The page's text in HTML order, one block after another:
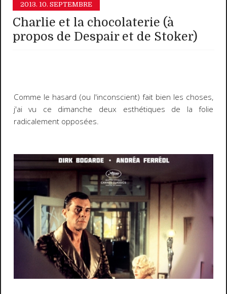
2013. 10. SEPTEMBRE
Charlie et la chocolaterie (à
propos de Despair et de Stoker)
Comme le hasard (ou l'inconscient) fait bien les choses,
j'ai vu ce dimanche deux esthétiques de la folie
radicalement opposées.